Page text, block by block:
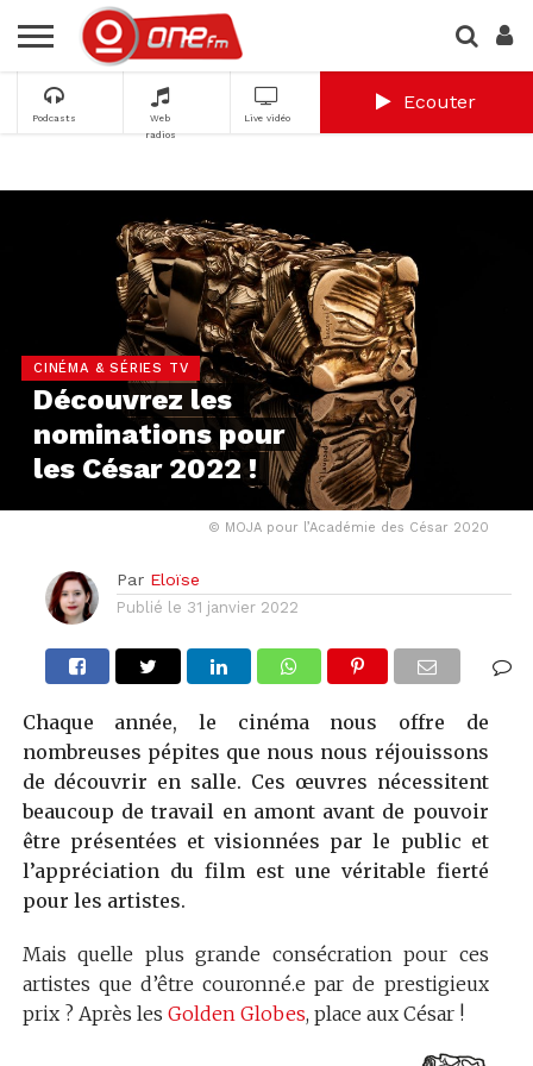
Podcasts
Web
radios
Live vidéo
Ecouter
CINÉMA & SÉRIES TV
Découvrez les
nominations pour
les César 2022 !
© MOJA pour l’Académie des César 2020
Par Eloïse
Publié le 31 janvier 2022
Chaque année, le cinéma nous offre de
nombreuses pépites que nous nous réjouissons
de découvrir en salle. Ces œuvres nécessitent
beaucoup de travail en amont avant de pouvoir
être présentées et visionnées par le public et
l’appréciation du film est une véritable fierté
pour les artistes.
Mais quelle plus grande consécration pour ces
artistes que d’être couronné.e par de prestigieux
prix ? Après les Golden Globes, place aux César !